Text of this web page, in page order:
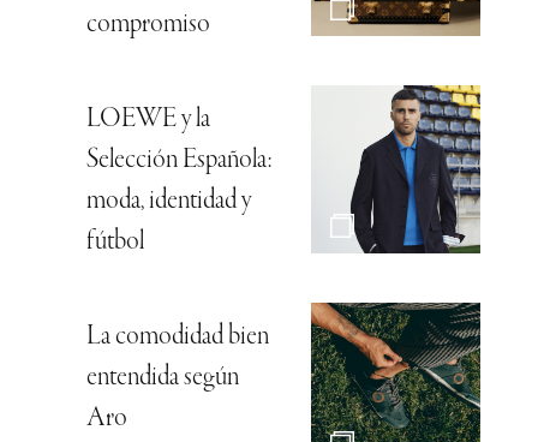
compromiso
LOEWE y la
Selección Española:
moda, identidad y
fútbol
La comodidad bien
entendida según
Aro